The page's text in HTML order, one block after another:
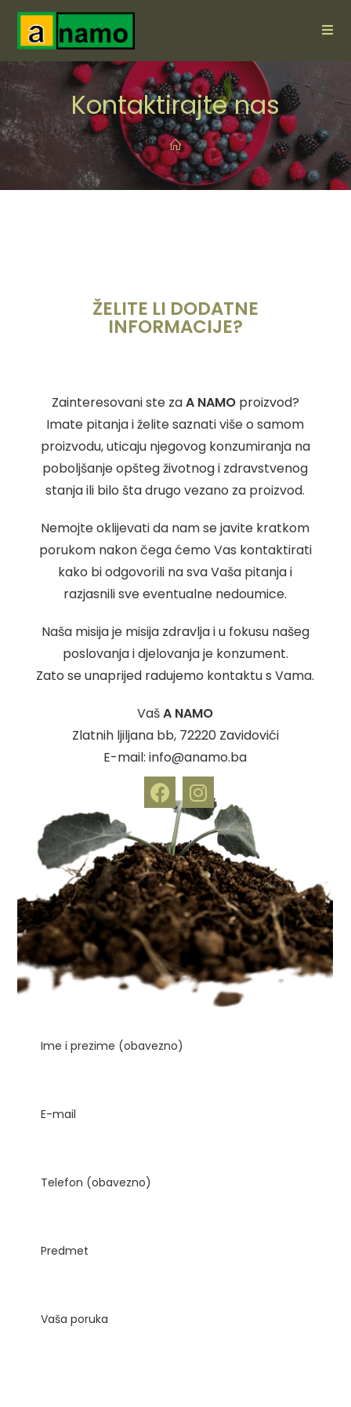
Kontaktirajte nas
ŽELITE LI DODATNE
INFORMACIJE?
Zainteresovani ste zaA NAMOproizvod?
Imate pitanja i želite saznati više o samom
proizvodu, uticaju njegovog konzumiranja na
poboljšanje opšteg životnog i zdravstvenog
stanja ili bilo šta drugo vezano za proizvod.
Nemojte oklijevati da nam se javite kratkom
porukom nakon čega ćemo Vas kontaktirati
kako bi odgovorili na sva Vaša pitanja i
razjasnili sve eventualne nedoumice.
Naša misija je misija zdravlja i u fokusu našeg
poslovanja i djelovanja je konzument.
Zato se unaprijed radujemo kontaktu s Vama.
VašA NAMO
Zlatnih ljiljana bb, 72220 Zavidovići
E-mail: info@anamo.ba
Ime i prezime (obavezno)
E-mail
Telefon (obavezno)
Predmet
Vaša poruka